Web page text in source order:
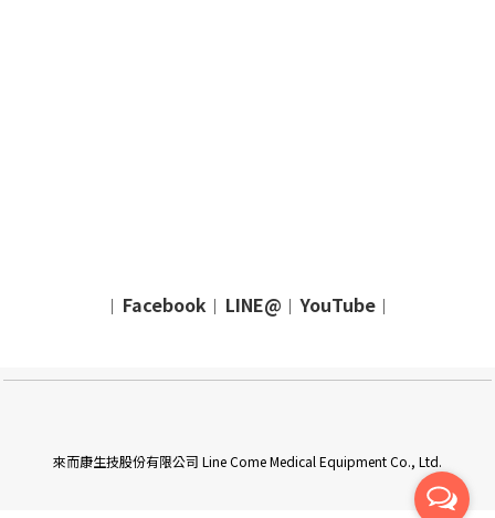
｜ Facebook ｜ LINE@ ｜ YouTube ｜
來而康生技股份有限公司 Line Come Medical Equipment Co., Ltd.